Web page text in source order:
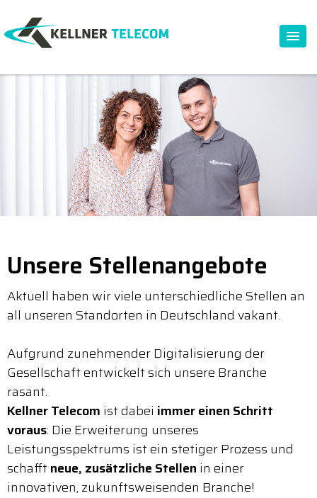
Unsere Stellenangebote
Aktuell haben wir viele unterschiedliche Stellen an
all unseren Standorten in Deutschland vakant.
Aufgrund zunehmender Digitalisierung der
Gesellschaft entwickelt sich unsere Branche
rasant.
Kellner Telecom ist dabei immer einen Schritt
voraus: Die Erweiterung unseres
Leistungsspektrums ist ein stetiger Prozess und
schafftneue, zusätzliche Stellen in einer
innovativen, zukunftsweisenden Branche!